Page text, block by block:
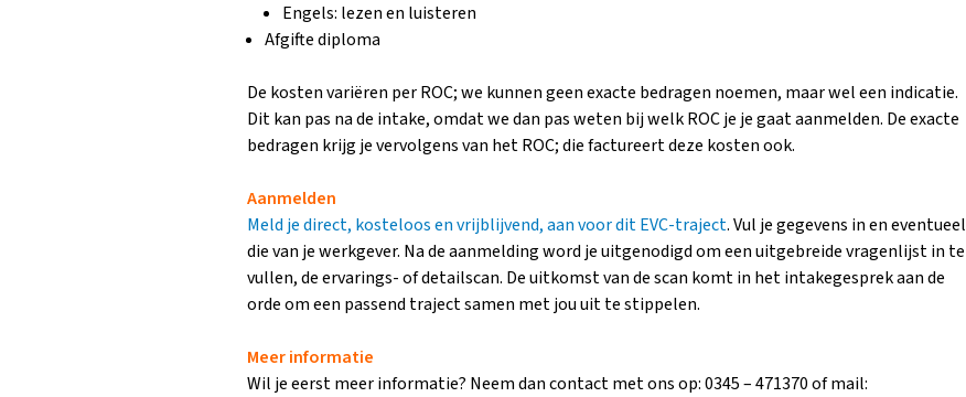
Engels: lezen en luisteren
Afgifte diploma
De kosten variëren per ROC; we kunnen geen exacte bedragen noemen, maar wel een indicatie.
Dit kan pas na de intake, omdat we dan pas weten bij welk ROC je je gaat aanmelden. De exacte
bedragen krijg je vervolgens van het ROC; die factureert deze kosten ook.
Aanmelden
Meld je direct, kosteloos en vrijblijvend, aan voor dit EVC-traject. Vul je gegevens in en eventueel
die van je werkgever. Na de aanmelding word je uitgenodigd om een uitgebreide vragenlijst in te
vullen, de ervarings- of detailscan. De uitkomst van de scan komt in het intakegesprek aan de
orde om een passend traject samen met jou uit te stippelen.
Meer informatie
Wil je eerst meer informatie? Neem dan contact met ons op: 0345 – 471370 of mail: